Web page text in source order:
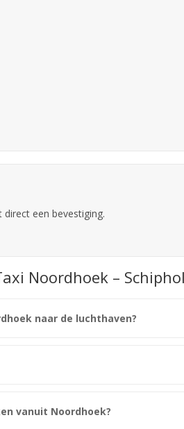
een bevestiging.
Noordhoek –
naar de luchthaven?
vanuit Noordhoek?